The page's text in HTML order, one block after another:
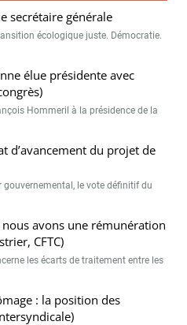
secrétaire générale
écologique juste. Démocratie.
élue présidente avec
Hommeril à la présidence de la
d’avancement du projet de
gouvernemental, le vote définitif du
avons une rémunération
CFTC)
les écarts de traitement entre les
: la position des